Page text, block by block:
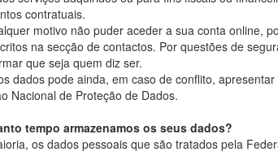
contratuais.
motivo não puder aceder a sua conta online,
na secção de contactos. Por questões de
que seja quem diz ser.
dados pode ainda, em caso de conflito,
Nacional de Proteção de Dados.
tempo armazenamos os seus dados?
os dados pessoais que são tratados pela